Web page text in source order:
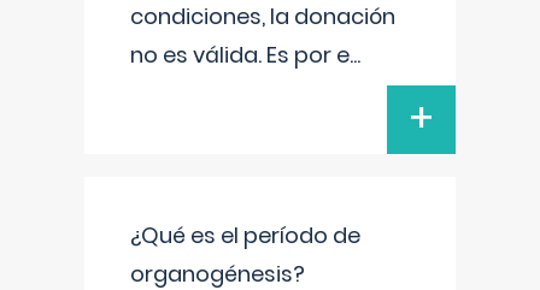
condiciones, la donación
no es válida. Es por e...
+
¿Qué es el período de
organogénesis?